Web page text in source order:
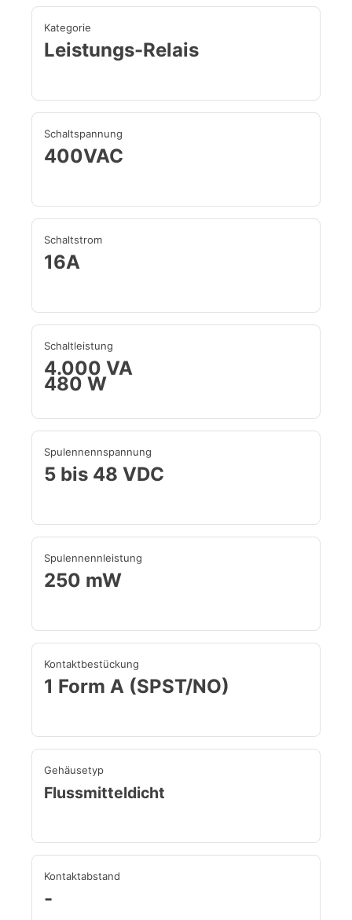
Kategorie
Leistungs-Relais
Schaltspannung
400VAC
Schaltstrom
16A
Schaltleistung
4.000 VA
480 W
Spulennennspannung
5 bis 48 VDC
Spulennennleistung
250 mW
Kontaktbestückung
1 Form A (SPST/NO)
Gehäusetyp
Flussmitteldicht
Kontaktabstand
-